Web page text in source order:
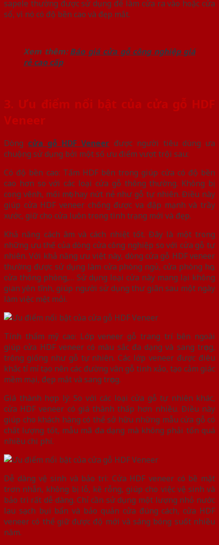
sapele thường được sử dụng để làm cửa ra vào hoặc cửa
sổ, vì nó có độ bền cao và đẹp mắt.
Xem thêm:Báo giá cửa gỗ công nghiệp giá
rẻ cao cấp
3. Ưu điểm nổi bật của cửa gỗ HDF
Veneer
Dòng cửa gỗ HDF Veneer được người tiêu dùng ưa
chuộng sử dụng bởi một số ưu điểm vượt trội sau:
Có độ bền cao: Tấm HDF bên trong giúp cửa có độ bền
cao hơn so với các loại cửa gỗ thông thường. Không bị
cong vênh, mối mọt hay nứt nẻ như gỗ tự nhiên. Điều này
giúp cửa HDF veneer chống được va đập mạnh và trầy
xước, giữ cho cửa luôn trong tình trạng mới và đẹp.
Khả năng cách âm và cách nhiệt tốt. Đây là một trong
những ưu thế của dòng cửa công nghiệp so với cửa gỗ tự
nhiên. Với khả năng ưu việt này, dòng cửa gỗ HDF veneer
thường được sử dụng làm cửa phòng ngủ, cửa phòng học,
cửa thông phòng,… Sử dụng loại cửa này mang lại không
gian yên tĩnh, giúp người sử dụng thư giãn sau một ngày
làm việc mệt mỏi.
Tính thẩm mỹ cao: Lớp veneer gỗ trang trí bên ngoài
giúp cửa HDF veneer có màu sắc đa dạng và sang trọng,
trông giống như gỗ tự nhiên. Các lớp veneer được điêu
khắc tỉ mỉ tạo nên các đường vân gỗ tinh xảo, tạo cảm giác
mềm mại, đẹp mắt và sang trọng.
Giá thành hợp lý: So với các loại cửa gỗ tự nhiên khác,
cửa HDF veneer có giá thành thấp hơn nhiều. Điều này
giúp cho khách hàng có thể sở hữu những mẫu cửa gỗ có
chất lượng tốt, mẫu mã đa dạng mà không phải tốn quá
nhiều chi phí.
Dễ dàng vệ sinh và bảo trì: Cửa HDF veneer có bề mặt
trơn nhẵn, không bị lỗ, kẽ rỗng, giúp cho việc vệ sinh và
bảo trì rất dễ dàng. Chỉ cần sử dụng một lượng nhỏ nước
lau sạch bụi bẩn và bảo quản cửa đúng cách, cửa HDF
veneer có thể giữ được độ mới và sáng bóng suốt nhiều
năm.